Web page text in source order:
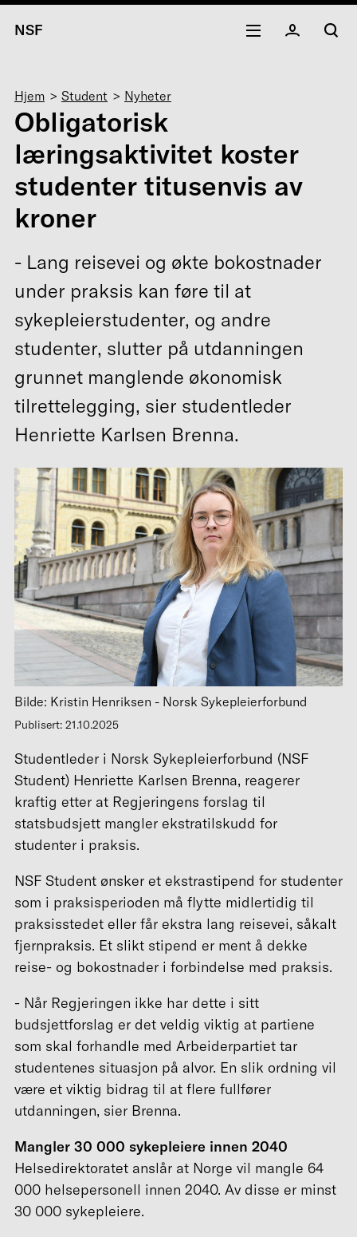
NSF
Navigasjonssti
Hjem Student Nyheter
Obligatorisk
læringsaktivitet koster
studenter titusenvis av
kroner
- Lang reisevei og økte bokostnader
under praksis kan føre til at
sykepleierstudenter, og andre
studenter, slutter på utdanningen
grunnet manglende økonomisk
tilrettelegging, sier studentleder
Henriette Karlsen Brenna.
Bilde: Kristin Henriksen - Norsk Sykepleierforbund
Publisert: 21.10.2025
Studentleder i Norsk Sykepleierforbund (NSF
Student) Henriette Karlsen Brenna, reagerer
kraftig etter at Regjeringens forslag til
statsbudsjett mangler ekstratilskudd for
studenter i praksis.
NSF Student ønsker et ekstrastipend for studenter
som i praksisperioden må flytte midlertidig til
praksisstedet eller får ekstra lang reisevei, såkalt
fjernpraksis. Et slikt stipend er ment å dekke
reise- og bokostnader i forbindelse med praksis.
- Når Regjeringen ikke har dette i sitt
budsjettforslag er det veldig viktig at partiene
som skal forhandle med Arbeiderpartiet tar
studentenes situasjon på alvor. En slik ordning vil
være et viktig bidrag til at flere fullfører
utdanningen, sier Brenna.
Mangler 30 000 sykepleiere innen 2040
Helsedirektoratet anslår at Norge vil mangle 64
000 helsepersonell innen 2040. Av disse er minst
30 000 sykepleiere.